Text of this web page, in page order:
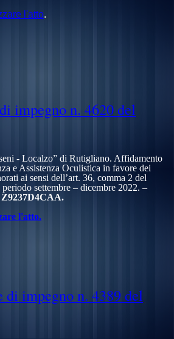
l'atto.
impegno n. 4620 del
- Localzo” di Rutigliano. Affidamento
e Assistenza Oculistica in favore dei
ai sensi dell’art. 36, comma 2 del
settembre – dicembre 2022. –
Z9237D4CAA.
l'atto.
impegno n. 4389 del